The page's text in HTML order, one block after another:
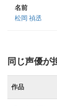
名前
松岡 禎丞
同じ声優が
作品